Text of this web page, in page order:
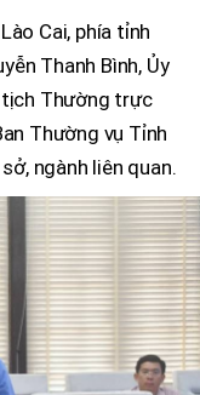
Cai, phía tỉnh
Thanh Bình, Ủy
tịch Thường trực
Thường vụ Tỉnh
ngành liên quan.